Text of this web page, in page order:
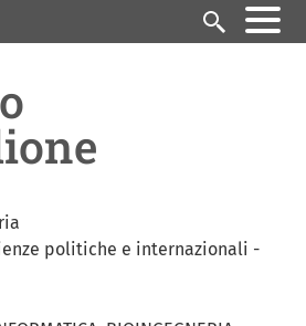
Search
politiche e internazionali -